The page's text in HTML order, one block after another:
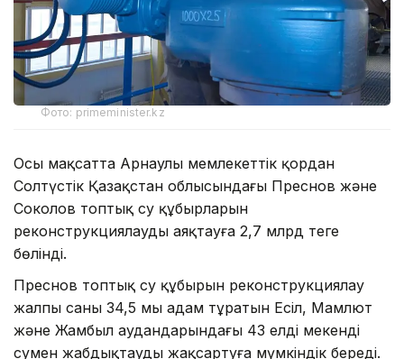
Фото: primeminister.kz
Осы мақсатта Арнаулы мемлекеттік қордан
Солтүстік Қазақстан облысындағы Преснов және
Соколов топтық су құбырларын
реконструкциялауды аяқтауға 2,7 млрд теңге
бөлінді.
Преснов топтық су құбырын реконструкциялау
жалпы саны 34,5 мың адам тұратын Есіл, Мамлют
және Жамбыл аудандарындағы 43 елді мекенді
сумен жабдықтауды жақсартуға мүмкіндік береді.